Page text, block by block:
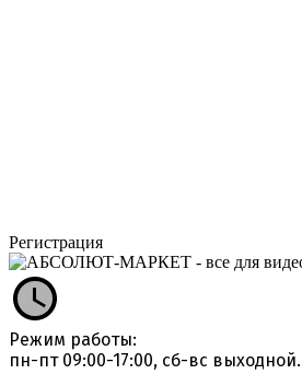
Регистрация
Режим работы:
пн-пт 09:00-17:00, сб-вс выходной.